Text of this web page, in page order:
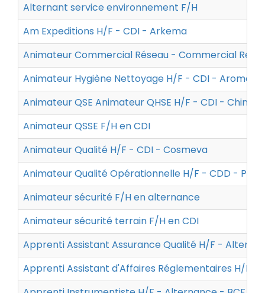
Alternant service environnement F/H
Am Expeditions H/F - CDI - Arkema
Animateur Commercial Réseau - Commercial
Animateur Hygiène Nettoyage H/F - CDI - Aroma
Animateur QSE Animateur QHSE H/F - CDI -
Animateur QSSE F/H en CDI
Animateur Qualité H/F - CDI - Cosmeva
Animateur Qualité Opérationnelle H/F - CDD -
Animateur sécurité F/H en alternance
Animateur sécurité terrain F/H en CDI
Apprenti Assistant Assurance Qualité H/F -
Apprenti Assistant d'Affaires Réglementaires H/F -